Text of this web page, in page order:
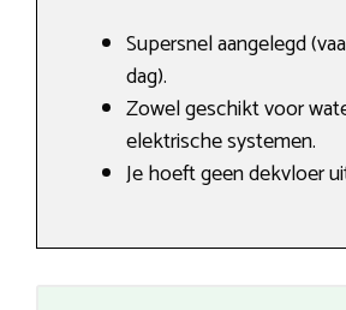
Supersnel aangelegd
dag).
Zowel geschikt voor
elektrische systemen.
Je hoeft geen dekvloer